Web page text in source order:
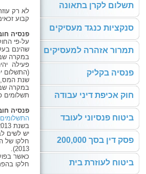
תשלום לקרן בתאונה
סנקציות כנגד מעסיקים
תמרור אזהרה למעסיקים
פנסיה בקליק
חוק אכיפת דיני עבודה
ביטוח פנסיוני לעובד
פסק דין בסך 200,000
ביטוח לעוזרת בית
לא רק
קבוע
פנסיה
שהינם
במקרה
פעילה
(התשלום
שנת המס,
במקרה
תשלומים
פנסיה
התשלומים
בשנת 2013 הם מהווים 15 אחוזים ממשכורתו ובשנת 2014 הם יהוו 17.5 אחוזים ממשכורתו.
יש לשים
2013).
כאשר
חלקו